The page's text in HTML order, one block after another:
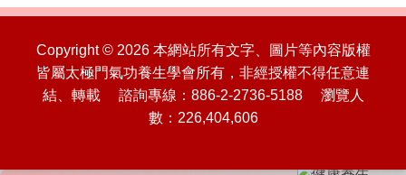
Copyright © 2026 本網站所有文字、圖片等內容版權
皆屬太極門氣功養生學會所有，非經授權不得任意連
結、轉載 諮詢專線：886-2-2736-5188 瀏覽人
數：226,404,606